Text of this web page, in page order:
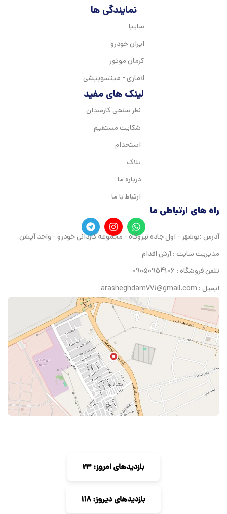
نمایندگی ها
سایپا
ایران خودرو
کرمان موتور
لاماری - میتسوبیشی
لینک های مفید
نظر سنجی کارمندان
شکایت مستقیم
استخدام
بلاگ
درباره ما
ارتباط با ما
راه های ارتباطی ما
آدرس :بوشهر - اول جاده نیروگاه - مجموعه کاردانی خودرو - واحد آپشن
مدیریت سایت : آرش اقدام
تلفن فروشگاه : 09050954106
ایمیل : arasheghdam771@gmail.com
بازدیدهای امروز: 23
بازدیدهای دیروز: 118